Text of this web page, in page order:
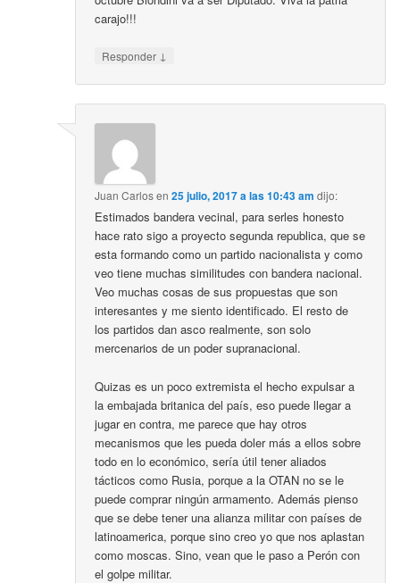
carajo!!!
Responder ↓
Juan Carlosen25 julio, 2017 a las 10:43 am dijo:
Estimados bandera vecinal, para serles honesto
hace rato sigo a proyecto segunda republica, que se
esta formando como un partido nacionalista y como
veo tiene muchas similitudes con bandera nacional.
Veo muchas cosas de sus propuestas que son
interesantes y me siento identificado. El resto de
los partidos dan asco realmente, son solo
mercenarios de un poder supranacional.
Quizas es un poco extremista el hecho expulsar a
la embajada britanica del país, eso puede llegar a
jugar en contra, me parece que hay otros
mecanismos que les pueda doler más a ellos sobre
todo en lo económico, sería útil tener aliados
tácticos como Rusia, porque a la OTAN no se le
puede comprar ningún armamento. Además pienso
que se debe tener una alianza militar con países de
latinoamerica, porque sino creo yo que nos aplastan
como moscas. Sino, vean que le paso a Perón con
el golpe militar.